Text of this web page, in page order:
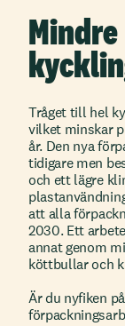
Tråget till hel
vilket minskar
år. Den nya
tidigare men
och ett lägre
att alla
2030. Ett
annat genom
köttbullar och
Är du nyfiken